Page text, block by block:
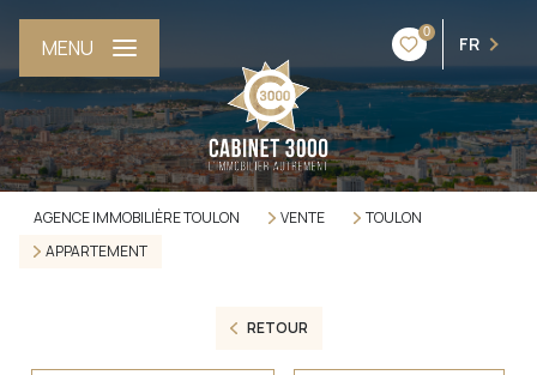
0
FR
MENU
AGENCE IMMOBILIÈRE TOULON VENTE
TOULON
APPARTEMENT
RETOUR